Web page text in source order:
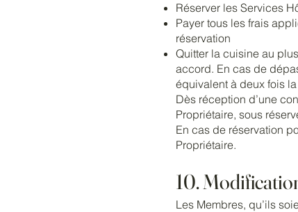
Réserver les Services
Payer tous les frais
réservation
Quitter la cuisine au
accord. En cas de
équivalent à deux fois
Dès réception d’une
Propriétaire, sous
En cas de réservation
Propriétaire.
10.
Les Membres, qu’ils